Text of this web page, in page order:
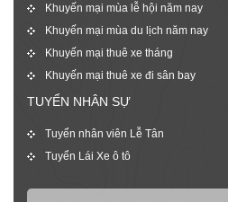
Khuyến mại mùa lễ hội năm nay
Khuyến mại mùa du lịch năm nay
Khuyến mại thuê xe tháng
Khuyến mại thuê xe đi sân bay
TUYỂN NHÂN SỰ
Tuyển nhân viên Lễ Tân
Tuyển Lái Xe ô tô